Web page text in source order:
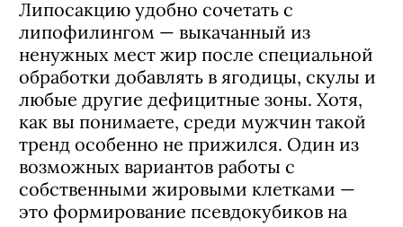
Липосакцию удобно сочетать с
липофилингом — выкачанный из
ненужных мест жир после специальной
обработки добавлять в ягодицы, скулы и
любые другие дефицитные зоны. Хотя,
как вы понимаете, среди мужчин такой
тренд особенно не прижился. Один из
возможных вариантов работы с
собственными жировыми клетками —
это формирование псевдокубиков на